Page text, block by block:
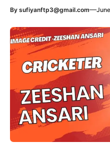
By sufiyanftp3@gmail.com—